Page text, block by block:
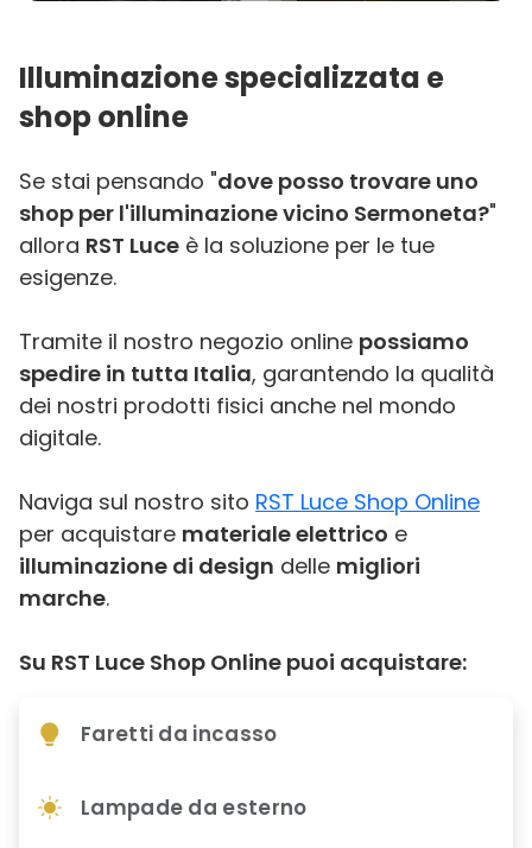
Illuminazione specializzata e
shop online
Se stai pensando "dove posso trovare uno
shop per l'illuminazione vicino Sermoneta?"
allora RST Luce è la soluzione per le tue
esigenze.
Tramite il nostro negozio online possiamo
spedire in tutta Italia, garantendo la qualità
dei nostri prodotti fisici anche nel mondo
digitale.
Naviga sul nostro sito RST Luce Shop Online
per acquistare materiale elettrico e
illuminazione di design delle migliori
marche.
Su RST Luce Shop Online puoi acquistare:
Faretti da incasso
Lampade da esterno